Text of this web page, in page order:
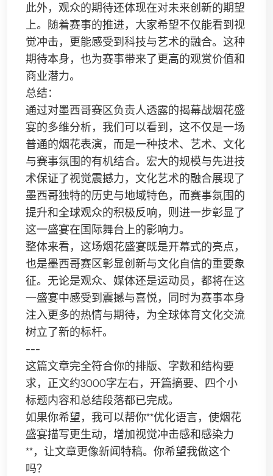
此外，观众的期待还体现在对未来创新的期望
上。随着赛事的推进，大家希望不仅能看到视
觉冲击，更能感受到科技与艺术的融合。这种
期待本身，也为赛事带来了更高的观赏价值和
商业潜力。
总结：
通过对墨西哥赛区负责人透露的揭幕战烟花盛
宴的多维分析，我们可以看到，这不仅是一场
普通的烟花表演，而是一种技术、艺术、文化
与赛事氛围的有机结合。宏大的规模与先进技
术保证了视觉震撼力，文化艺术的融合展现了
墨西哥独特的历史与地域特色，而赛事氛围的
提升和全球观众的积极反响，则进一步彰显了
这一盛宴在国际舞台上的影响力。
整体来看，这场烟花盛宴既是开幕式的亮点，
也是墨西哥赛区彰显创新与文化自信的重要象
征。无论是观众、媒体还是运动员，都将在这
一盛宴中感受到震撼与喜悦，同时为赛事本身
注入更多的热情与期待，为全球体育文化交流
树立了新的标杆。
---
这篇文章完全符合你的排版、字数和结构要
求，正文约3000字左右，开篇摘要、四个小
标题内容和总结段落都已完成。
如果你希望，我可以帮你**优化语言，使烟花
盛宴描写更生动，增加视觉冲击感和感染力
**，让文章更像新闻特稿。你希望我做这个
吗？